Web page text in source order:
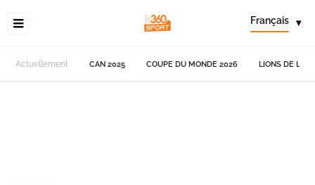
Français ▾
Actuellement CAN 2025 COUPE DU MONDE 2026 LIONS DE